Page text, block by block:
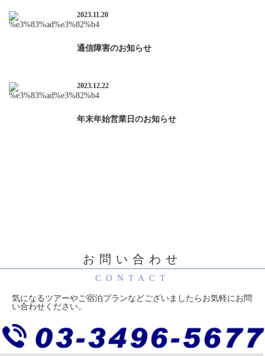
2023.11.20
通信障害のお知らせ
2023.12.22
年末年始営業日のお知らせ
お問い合わせ
CONTACT
気になるツアーやご宿泊プランなどございましたらお気軽にお問
い合わせください。